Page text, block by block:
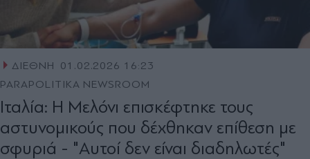
ΔΙΕΘΝΗ
01.02.2026 16:23
PARAPOLITIKA NEWSROOM
Ιταλία: Η Μελόνι επισκέφτηκε τους
αστυνομικούς που δέχθηκαν επίθεση με
σφυριά - "Αυτοί δεν είναι διαδηλωτές"